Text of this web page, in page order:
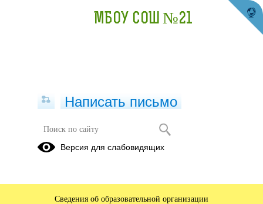
Изменения в Устав от 07.04.2021г
Опубликовано на сайте
15 июня 2021
МБОУ СОШ №21
Написать письмо
Версия для слабовидящих
Сведения об образовательной организации